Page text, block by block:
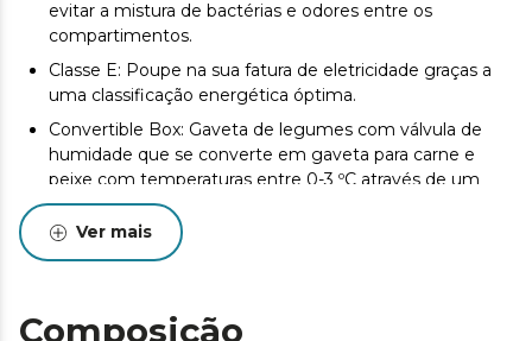
evitar a mistura de bactérias e odores entre os
compartimentos.
Classe E: Poupe na sua fatura de eletricidade graças a
uma classificação energética óptima.
Convertible Box: Gaveta de legumes com válvula de
humidade que se converte em gaveta para carne e
peixe com temperaturas entre 0-3 ºC através de um
seletor.
Ultra Fresh: Sistema de purificação do ar com filtros de
carbono que evita odores desagradáveis e cuida dos
Fast Freezing. Congelamento ultrarrápido.
Ver mais
Composição